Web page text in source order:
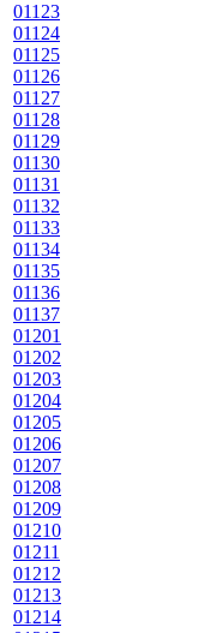
01123
01124
01125
01126
01127
01128
01129
01130
01131
01132
01133
01134
01135
01136
01137
01201
01202
01203
01204
01205
01206
01207
01208
01209
01210
01211
01212
01213
01214